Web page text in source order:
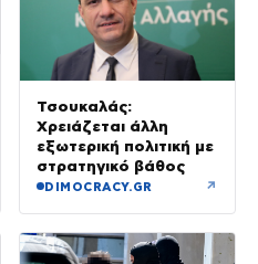
Τσουκαλάς:
Χρειάζεται άλλη
εξωτερική πολιτική με
στρατηγικό βάθος
DIMOCRACY.GR ↗